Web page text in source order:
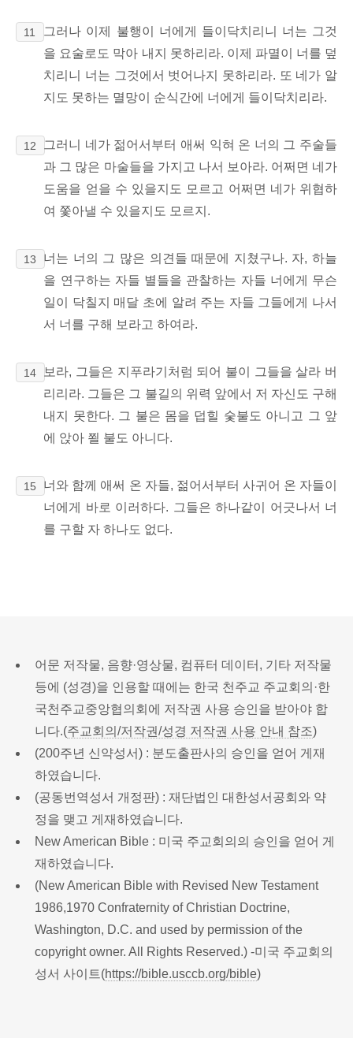
11 그러나 이제 불행이
너에게 들이닥치리니 너는 그것
을 요술로도 막아 내지 못하리라. 이제 파멸이 너를 덮
치리니 너는 그것에서 벗어나지
못하리라. 또 네가 알
지도 못하는 멸망이 순식간에 너에게 들이닥치리라.
12
그러니 네가 젊어서부터 애써 익혀 온 너의 그 주술들
과 그 많은 마술들을 가지고 나서 보아라. 어쩌면 네가
도움을 얻을 수 있을지도 모르고 어쩌면 네가 위협하
여 쫓아낼 수 있을지도 모르지.
13
너는 너의 그 많은 의견들 때문에 지쳤구나. 자, 하늘
을 연구하는 자들 별들을 관찰하는 자들 너에게 무슨
일이 닥칠지 매달 초에 알려 주는 자들 그들에게 나서
서 너를 구해 보라고 하여라.
14 보라, 그들은 지푸라기처럼 되어 불이
그들을 살라 버
리리라. 그들은 그 불길의 위력 앞에서 저 자신도 구해
내지 못한다. 그 불은 몸을 덥힐 숯불도 아니고 그 앞
에 앉아 쬘 불도 아니다.
15
너와 함께 애써 온 자들, 젊어서부터 사귀어 온 자들이
너에게 바로 이러하다. 그들은 하나같이 어긋나서 너
를 구할 자 하나도 없다.
어문 저작물, 음향·영상물, 컴퓨터 데이터, 기타 저작물
등에 (성경)을 인용할 때에는 한국 천주교 주교회의·한
국천주교중앙협의회에 저작권 사용 승인을 받아야 합
니다.(주교회의/저작권/성경 저작권 사용 안내 참조)
(200주년 신약성서) : 분도출판사의 승인을 얻어 게재
하였습니다.
(공동번역성서 개정판) : 재단법인 대한성서공회와 약
정을 맺고 게재하였습니다.
New American Bible : 미국 주교회의의 승인을 얻어 게
재하였습니다.
(New American Bible with Revised New Testament
1986,1970 Confraternity of Christian Doctrine,
Washington, D.C. and used by permission of the
copyright owner. All Rights Reserved.) -미국 주교회의
성서 사이트(https://bible.usccb.org/bible)